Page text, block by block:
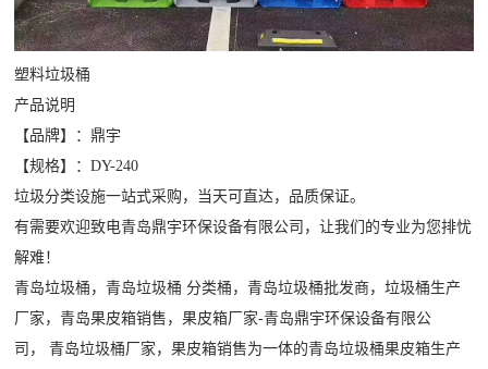
塑料垃圾桶
产品说明
【品牌】：鼎宇
【规格】：DY-240
垃圾分类设施一站式采购，当天可直达，品质保证。
有需要欢迎致电青岛鼎宇环保设备有限公司，让我们的专业为您排忧
解难！
青岛垃圾桶 ，青岛垃圾桶 分类桶，青岛垃圾桶批发商，垃圾桶生产
厂家，青岛果皮箱销售，果皮箱厂家-青岛鼎宇环保设备有限公
司，青岛垃圾桶厂家 ，果皮箱销售为一体的青岛垃圾桶果皮箱生产